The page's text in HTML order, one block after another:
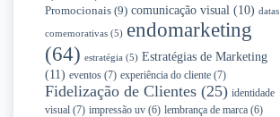
Promocionais(9) comunicação visual (10) datas
comemorativas(5) endomarketing
(64) estratégia (5) Estratégias de Marketing
(11) eventos(7) experiência do cliente(7)
Fidelização de Clientes(25) identidade
visual(7) impressão uv(6) lembrança de marca(6)